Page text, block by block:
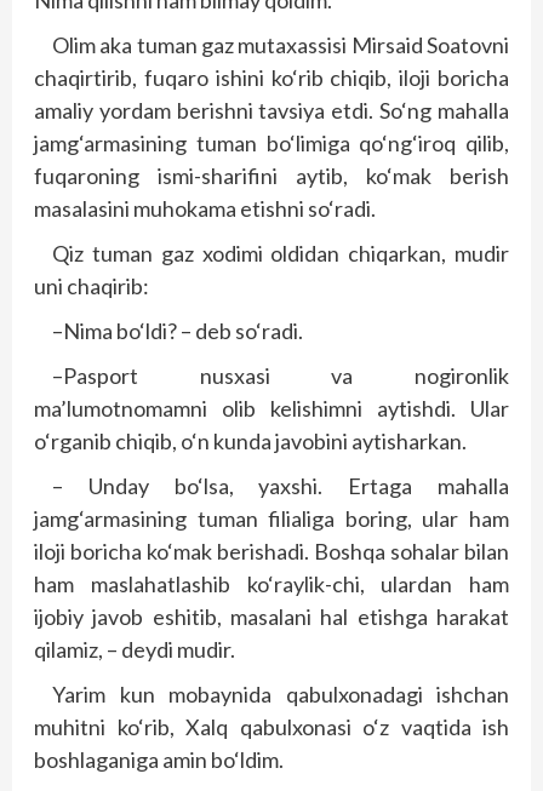
Olim aka tuman gaz mutaxassisi Mirsaid Soatovni
chaqirtirib, fuqaro ishini ko‘rib chiqib, iloji boricha
amaliy yordam berishni tavsiya etdi. So‘ng mahalla
jamg‘armasining tuman bo‘limiga qo‘ng‘iroq qilib,
fuqaroning ismi-sharifini aytib, ko‘mak berish
masalasini muhokama etishni so‘radi.
Qiz tuman gaz xodimi oldidan chiqarkan, mudir
uni chaqirib:
–Nima bo‘ldi? – deb so‘radi.
–Pasport nusxasi va nogironlik
ma’lumotnomamni olib kelishimni aytishdi. Ular
o‘rganib chiqib, o‘n kunda javobini aytisharkan.
– Unday bo‘lsa, yaxshi. Ertaga mahalla
jamg‘armasining tuman filialiga boring, ular ham
iloji boricha ko‘mak berishadi. Boshqa sohalar bilan
ham maslahatlashib ko‘raylik-chi, ulardan ham
ijobiy javob eshitib, masalani hal etishga harakat
qilamiz, – deydi mudir.
Yarim kun mobaynida qabulxonadagi ishchan
muhitni ko‘rib, Xalq qabulxonasi o‘z vaqtida ish
boshlaganiga amin bo‘ldim.